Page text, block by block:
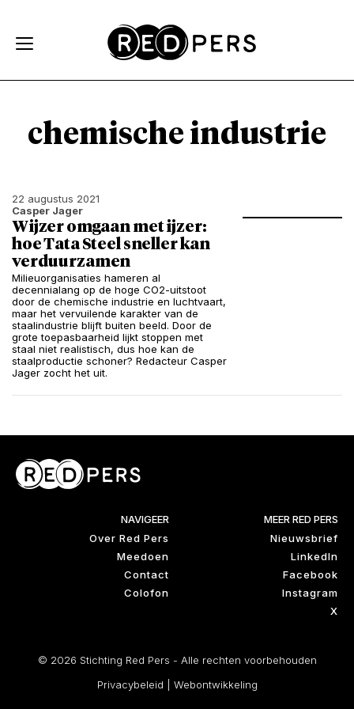
chemische industrie
22 augustus 2021
Casper Jager
Wijzer omgaan met ijzer:
hoe Tata Steel sneller kan
verduurzamen
Milieuorganisaties hameren al
decennialang op de hoge CO2-uitstoot
door de chemische industrie en luchtvaart,
maar het vervuilende karakter van de
staalindustrie blijft buiten beeld. Door de
grote toepasbaarheid lijkt stoppen met
staal niet realistisch, dus hoe kan de
staalproductie schoner? Redacteur Casper
Jager zocht het uit.
NAVIGEER
Over Red Pers
Meedoen
Contact
Colofon
MEER RED PERS
Nieuwsbrief
LinkedIn
Facebook
Instagram
X
© 2026 Stichting Red Pers - Alle rechten voorbehouden
Privacybeleid
Webontwikkeling